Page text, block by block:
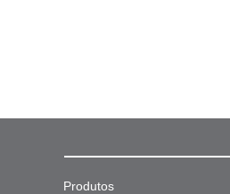
Produtos